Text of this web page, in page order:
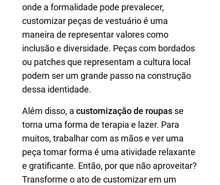
onde a formalidade pode prevalecer,
customizar peças de vestuário é uma
maneira de representar valores como
inclusão e diversidade. Peças com bordados
ou patches que representam a cultura local
podem ser um grande passo na construção
dessa identidade.
Além disso, a customização de roupas se
torna uma forma de terapia e lazer. Para
muitos, trabalhar com as mãos e ver uma
peça tomar forma é uma atividade relaxante
e gratificante. Então, por que não aproveitar?
Transforme o ato de customizar em um